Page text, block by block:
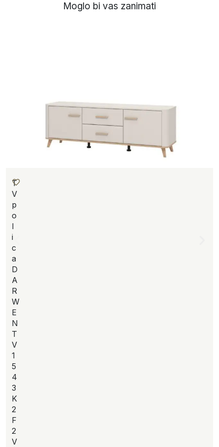
Moglo bi vas zanimati
T
V
p
o
l
i
c
a
D
A
R
W
E
N
T
V
1
5
4
3
K
2
F
2
V